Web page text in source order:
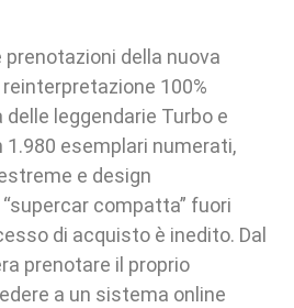
prenotazioni della nuova
reinterpretazione 100%
leggendarie Turbo e
1.980 esemplari numerati,
e design
compatta” fuori
di acquisto è inedito. Dal
prenotare il proprio
a un sistema online